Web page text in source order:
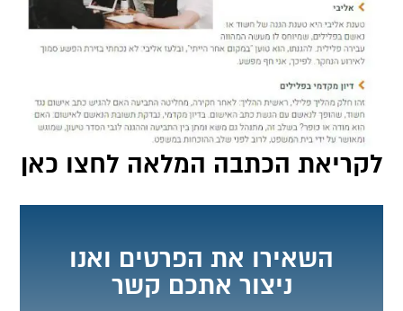
לקריאת הכתבה המלאה לחצו כאן
השאירו את הפרטים ואנו
ניצור אתכם קשר